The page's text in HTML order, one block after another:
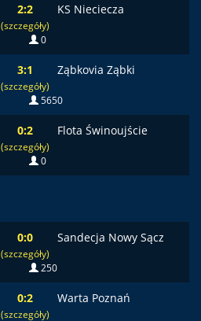
2:2
(szczegóły)
KS Nieciecza
0
3:1
(szczegóły)
Ząbkovia Ząbki
5650
0:2
(szczegóły)
Flota Świnoujście
0
0:0
(szczegóły)
Sandecja Nowy Sącz
250
0:2
(szczegóły)
Warta Poznań